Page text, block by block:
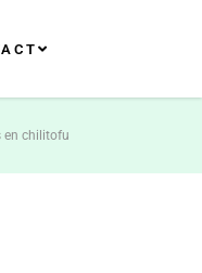
en chilitofu